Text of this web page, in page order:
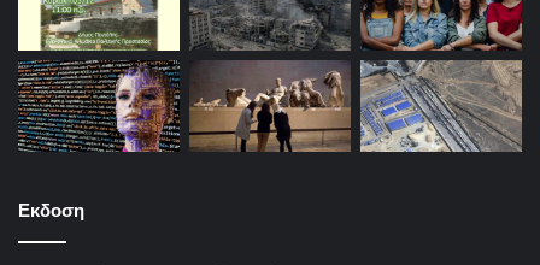
Εκδοση